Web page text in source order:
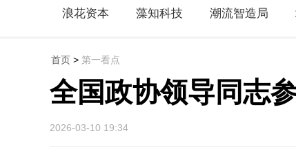
浪花资本 藻知科技 潮流智造局
首页 > 第一看点
全国政协领导同志
2026-03-10 19:34